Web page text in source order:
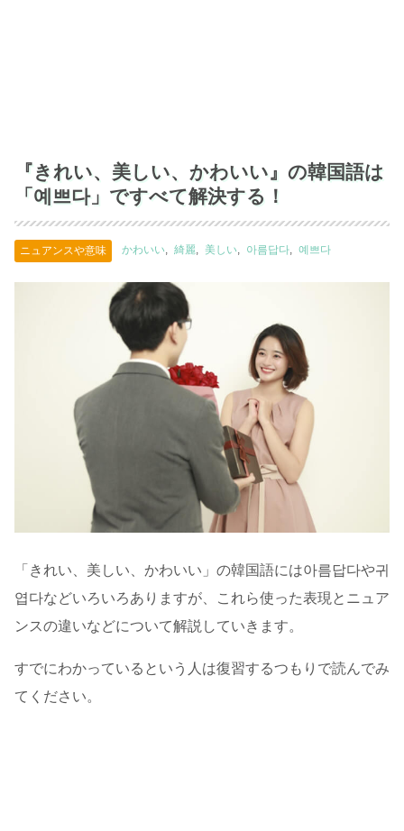
『きれい、美しい、かわいい』の韓国語は
「예쁘다」ですべて解決する！
ニュアンスや意味 かわいい 綺麗 美しい 아름답다 예쁘다
「きれい、美しい、かわいい」の韓国語には아름답다や귀
엽다などいろいろありますが、これら使った表現とニュア
ンスの違いなどについて解説していきます。
すでにわかっているという人は復習するつもりで読んでみ
てください。